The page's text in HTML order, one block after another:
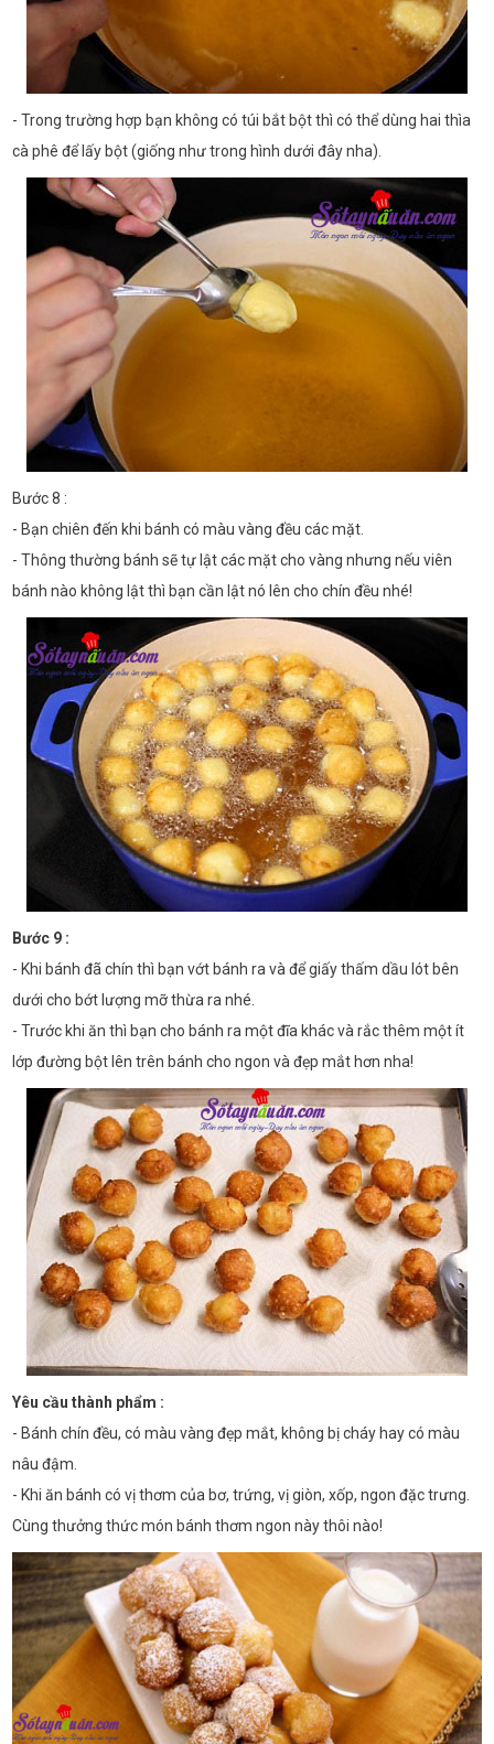
- Trong trường hợp bạn không có túi bắt bột thì có thể dùng hai thìa
cà phê để lấy bột (giống như trong hình dưới đây nha).
Bước 8 :
- Bạn chiên đến khi bánh có màu vàng đều các mặt.
- Thông thường bánh sẽ tự lật các mặt cho vàng nhưng nếu viên
bánh nào không lật thì bạn cần lật nó lên cho chín đều nhé!
Bước 9 :
- Khi bánh đã chín thì bạn vớt bánh ra và để giấy thấm dầu lót bên
dưới cho bớt lượng mỡ thừa ra nhé.
- Trước khi ăn thì bạn cho bánh ra một đĩa khác và rắc thêm một ít
lớp đường bột lên trên bánh cho ngon và đẹp mắt hơn nha!
Yêu cầu thành phẩm :
- Bánh chín đều, có màu vàng đẹp mắt, không bị cháy hay có màu
nâu đậm.
- Khi ăn bánh có vị thơm của bơ, trứng, vị giòn, xốp, ngon đặc trưng.
Cùng thưởng thức món bánh thơm ngon này thôi nào!